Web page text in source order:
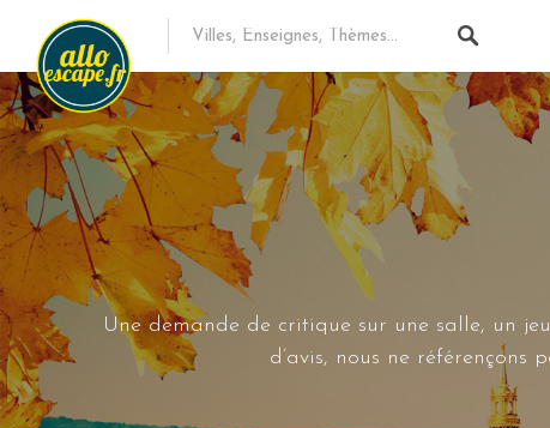
Une demande de critique sur une salle, un
d’avis, nous ne référençons